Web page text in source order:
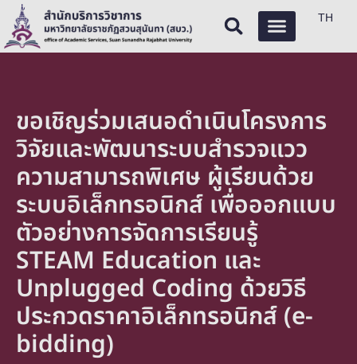
TH
ขอเชิญร่วมเสนอดำเนินโครงการ
วิจัยและพัฒนาระบบสำรวจแวว
ความสามารถพิเศษ ผู้เรียนด้วย
ระบบอิเล็กทรอนิกส์ เพื่อออกแบบ
ตัวอย่างการจัดการเรียนรู้
STEAM Education และ
Unplugged Coding ด้วยวิธี
ประกวดราคาอิเล็กทรอนิกส์ (e-
bidding)